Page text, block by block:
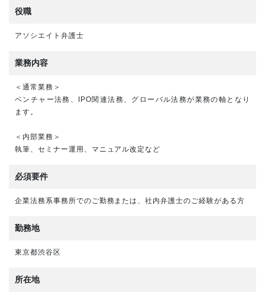
役職
アソシエイト弁護士
業務内容
＜通常業務＞
ベンチャー法務、IPO関連法務、グローバル法務が業務の軸となり
ます。
＜内部業務＞
執筆、セミナー運用、マニュアル改定など
必須要件
企業法務系事務所でのご勤務または、社内弁護士のご経験がある方
勤務地
東京都渋谷区
所在地